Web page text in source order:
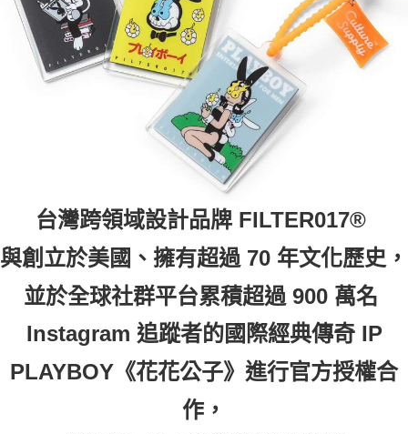
每筆NT$150，滿NT$6,000(含以上)免運費
付款後門市自取
免運費
台灣跨領域設計品牌 FILTER017®
與創立於美國、擁有超過 70 年文化歷史，
並於全球社群平台累積超過 900 萬名
Instagram 追蹤者的國際經典傳奇 IP
PLAYBOY《花花公子》進行官方授權合
作，